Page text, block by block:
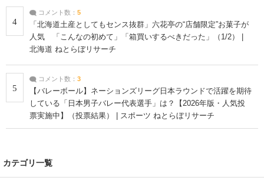
4
コメント数： 5
「北海道土産としてもセンス抜群」六花亭の“店舗限定”お菓子が
人気 「こんなの初めて」「箱買いするべきだった」（1/2） |
北海道 ねとらぼリサーチ
5
コメント数： 3
【バレーボール】ネーションズリーグ日本ラウンドで活躍を期待
している「日本男子バレー代表選手」は？【2026年版・人気投
票実施中】（投票結果） | スポーツ ねとらぼリサーチ
カテゴリ一覧